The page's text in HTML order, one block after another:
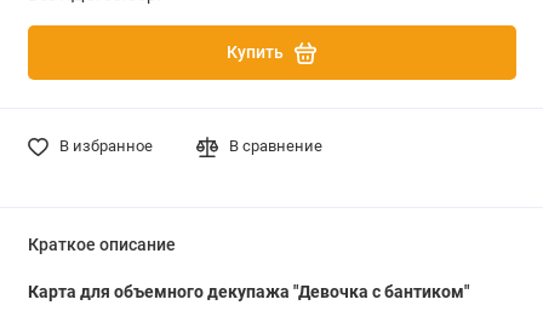
Купить
В избранное В сравнение
Краткое описание
Карта для объемного декупажа "Девочка с бантиком"